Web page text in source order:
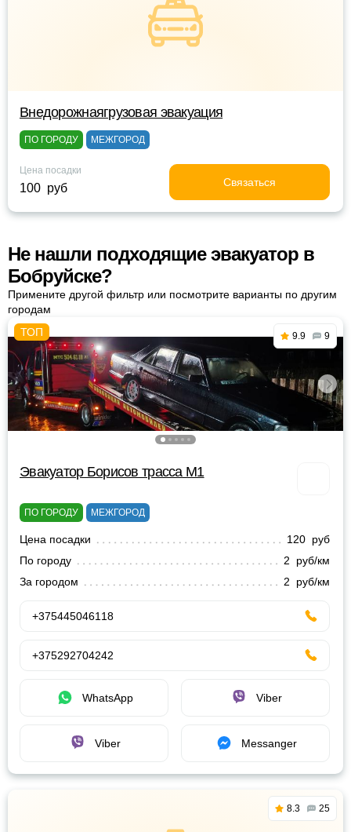
Внедорожнаягрузовая эвакуация
ПО ГОРОДУ МЕЖГОРОД
Цена посадки
100 руб Связаться
Не нашли подходящие эвакуатор в
Бобруйске?
Примените другой фильтр или посмотрите варианты по другим
городам
9.9 9
Эвакуатор Борисов трасса М1
ПО ГОРОДУ МЕЖГОРОД
Цена посадки
120 руб
По городу
2 руб/км
За городом
2 руб/км
+375445046118
+375292704242
WhatsApp Viber
Viber Messanger
8.3 25